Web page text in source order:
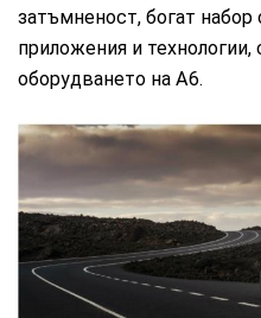
затъмненост, богат
приложения и технологии,
оборудването на А6.